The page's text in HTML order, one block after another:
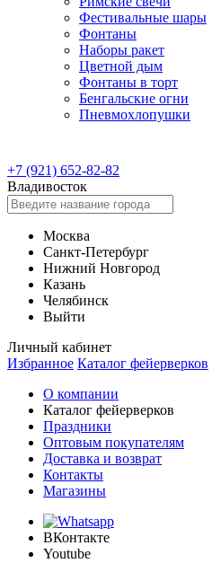
Фестивальные шары
Фонтаны
Наборы ракет
Цветной дым
Фонтаны в торт
Бенгальские огни
Пневмохлопушки
+7 (921) 652-82-82
Владивосток
Москва
Санкт-Петербург
Нижний Новгород
Казань
Челябинск
Выйти
Личный кабинет
Избранное Каталог фейерверков
О компании
Каталог фейерверков
Праздники
Оптовым покупателям
Доставка и возврат
Контакты
Магазины
ВКонтакте
Youtube